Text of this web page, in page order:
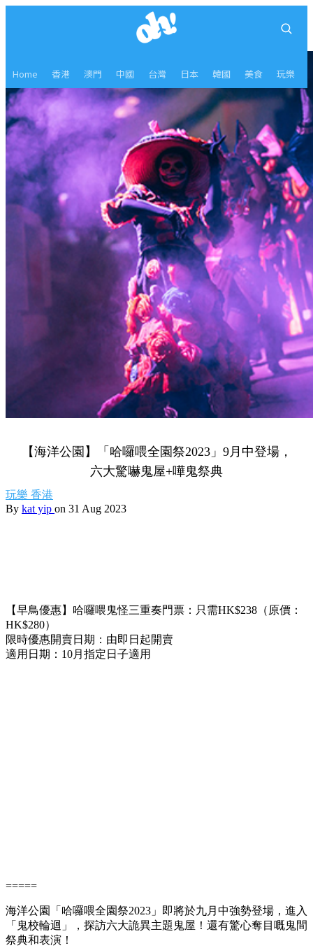
Home 香港 澳門 中國 台灣 日本 韓國 美食 玩樂
【海洋公園】「哈囉喂全園祭2023」9月中登場，
六大驚嚇鬼屋+嘩鬼祭典
玩樂 香港
By kat yip on 31 Aug 2023
【早鳥優惠】哈囉喂鬼怪三重奏門票：只需HK$238（原價：
HK$280）
限時優惠開賣日期：由即日起開賣
適用日期：10月指定日子適用
=====
海洋公園「哈囉喂全園祭2023」即將於九月中強勢登場，進入
「鬼校輪迴」，探訪六大詭異主題鬼屋！還有驚心奪目嘅鬼間
祭典和表演！